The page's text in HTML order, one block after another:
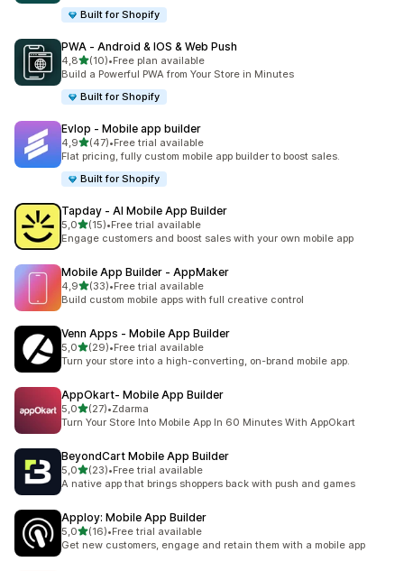
Built for Shopify
PWA ‑ Android & IOS & Web Push
4,8z 5 hvězd
(10)
Celkový počet recenzí: 10
•Free plan available
Build a Powerful PWA from Your Store in Minutes
Built for Shopify
Evlop ‑ Mobile app builder
4,9z 5 hvězd
(47)
Celkový počet recenzí: 47
•Free trial available
Flat pricing, fully custom mobile app builder to boost sales.
Built for Shopify
Tapday ‑ AI Mobile App Builder
5,0z 5 hvězd
(15)
Celkový počet recenzí: 15
•Free trial available
Engage customers and boost sales with your own mobile app
Mobile App Builder ‑ AppMaker
4,9z 5 hvězd
(33)
Celkový počet recenzí: 33
•Free trial available
Build custom mobile apps with full creative control
Venn Apps ‑ Mobile App Builder
5,0z 5 hvězd
(29)
Celkový počet recenzí: 29
•Free trial available
Turn your store into a high-converting, on-brand mobile app.
AppOkart‑ Mobile App Builder
5,0z 5 hvězd
(27)
Celkový počet recenzí: 27
•Zdarma
Turn Your Store Into Mobile App In 60 Minutes With AppOkart
BeyondCart Mobile App Builder
5,0z 5 hvězd
(23)
Celkový počet recenzí: 23
•Free trial available
A native app that brings shoppers back with push and games
Apploy: Mobile App Builder
5,0z 5 hvězd
(16)
Celkový počet recenzí: 16
•Free trial available
Get new customers, engage and retain them with a mobile app